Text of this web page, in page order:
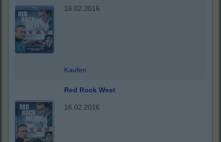
16.02.2016
Kaufen
Red Rock West
16.02.2016